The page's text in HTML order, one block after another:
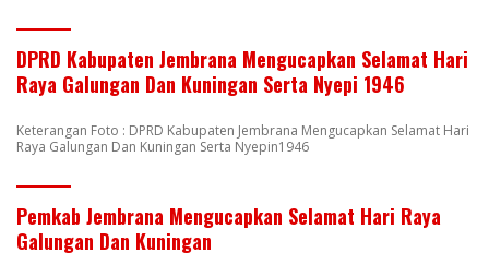
DPRD Kabupaten Jembrana Mengucapkan Selamat Hari
Raya Galungan Dan Kuningan Serta Nyepi 1946
Keterangan Foto : DPRD Kabupaten Jembrana Mengucapkan Selamat Hari
Raya Galungan Dan Kuningan Serta Nyepin1946
Pemkab Jembrana Mengucapkan Selamat Hari Raya
Galungan Dan Kuningan